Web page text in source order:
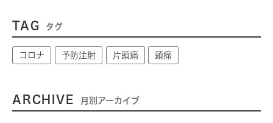
TAG タグ
コロナ 予防注射 片頭痛 頭痛
ARCHIVE 月別アーカイブ